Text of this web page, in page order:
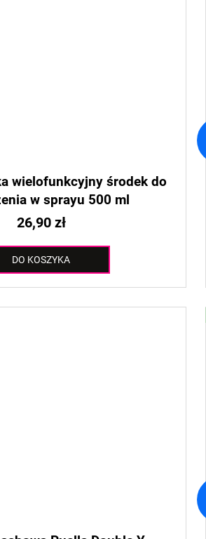
wielofunkcyjny środek do
w sprayu 500 ml
26,90 zł
DO KOSZYKA